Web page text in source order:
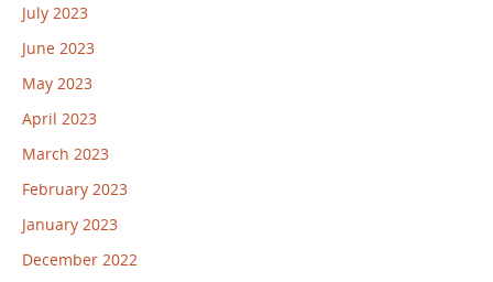
July 2023
June 2023
May 2023
April 2023
March 2023
February 2023
January 2023
December 2022